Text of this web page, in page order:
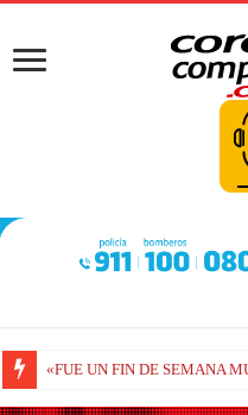
POL ESPARGARÓ, PARA